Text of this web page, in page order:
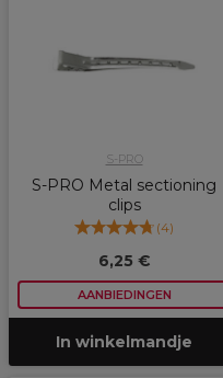
S-PRO
S-PRO Metal sectioning
clips
(4)
6,25 €
AANBIEDINGEN
In winkelmandje